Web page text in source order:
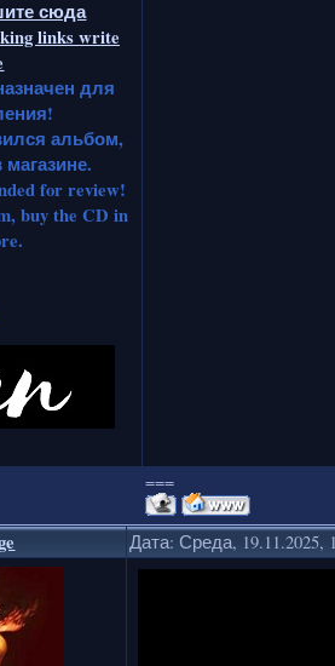
сюда
links write
для
альбом,
магазине.
for review!
buy the CD in
===
Дата: Среда,